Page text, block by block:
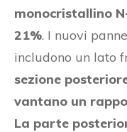
monocristallino
21%. I nuovi
includono un lato
sezione
vantano un
La parte